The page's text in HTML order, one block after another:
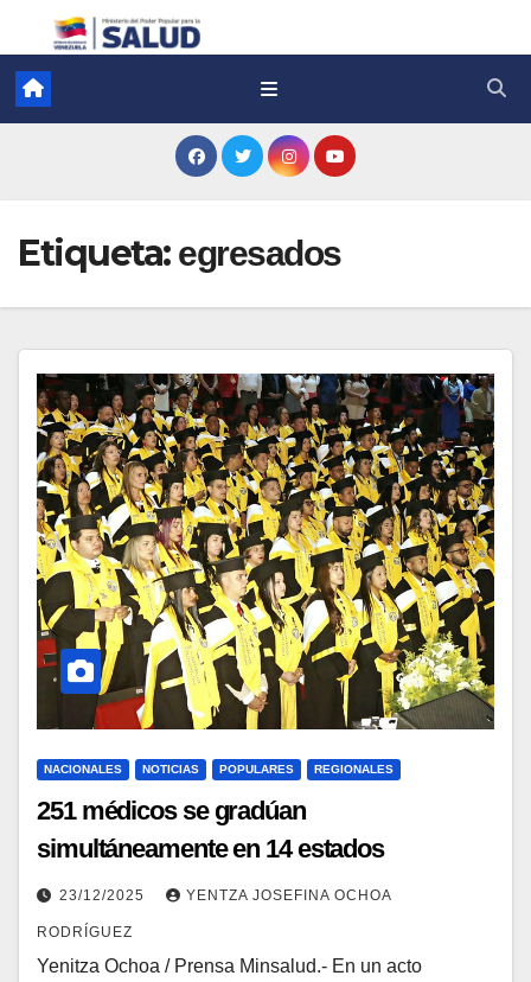
Etiqueta: egresados
NACIONALES NOTICIAS POPULARES REGIONALES
251 médicos se gradúan
simultáneamente en 14 estados
fortaleciendo la salud pública en
Venezuela
23/12/2025 YENTZA JOSEFINA OCHOA
RODRÍGUEZ
Yenitza Ochoa / Prensa Minsalud.- En un acto